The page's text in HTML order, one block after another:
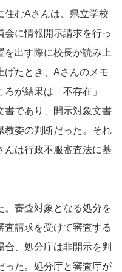
住むAさんは、県立学校
会に情報開示請求を行っ
を出す際に校長が読み上
げたとき、Aさんのメモ
が結果は「不存在」
書であり、開示対象文書
教委の判断だった。それ
んは行政不服審査法に基
。審査対象となる処分を
査請求を受けて審査する
、処分庁は非開示を判
った。処分庁と審査庁が